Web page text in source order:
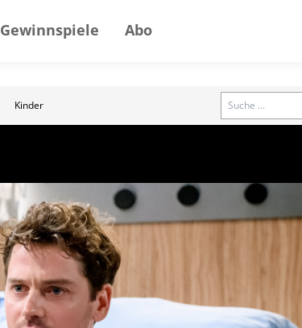
Gewinnspiele Abo
Kinder Search